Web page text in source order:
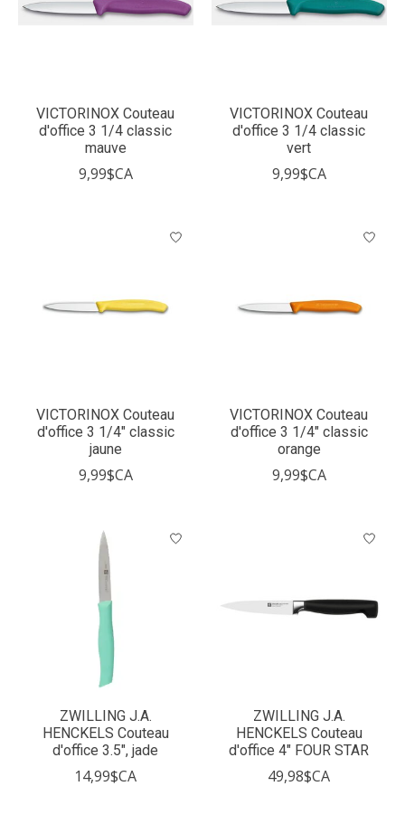
VICTORINOX Couteau
d'office 3 1/4 classic
mauve
9,99$CA
VICTORINOX Couteau
d'office 3 1/4 classic
vert
9,99$CA
VICTORINOX Couteau
d'office 3 1/4" classic
jaune
9,99$CA
VICTORINOX Couteau
d'office 3 1/4" classic
orange
9,99$CA
ZWILLING J.A.
HENCKELS Couteau
d'office 3.5", jade
14,99$CA
ZWILLING J.A.
HENCKELS Couteau
d'office 4" FOUR STAR
49,98$CA